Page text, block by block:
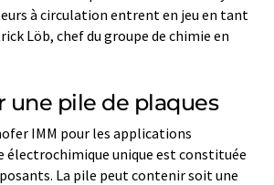
à circulation entrent en jeu en tant
Löb, chef du groupe de chimie en
une pile de plaques
IMM pour les applications
électrochimique unique est constituée
La pile peut contenir soit une